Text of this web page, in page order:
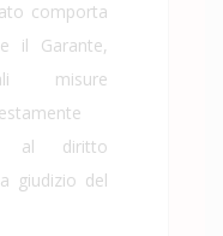
comporta
il Garante,
misure
al diritto
giudizio del